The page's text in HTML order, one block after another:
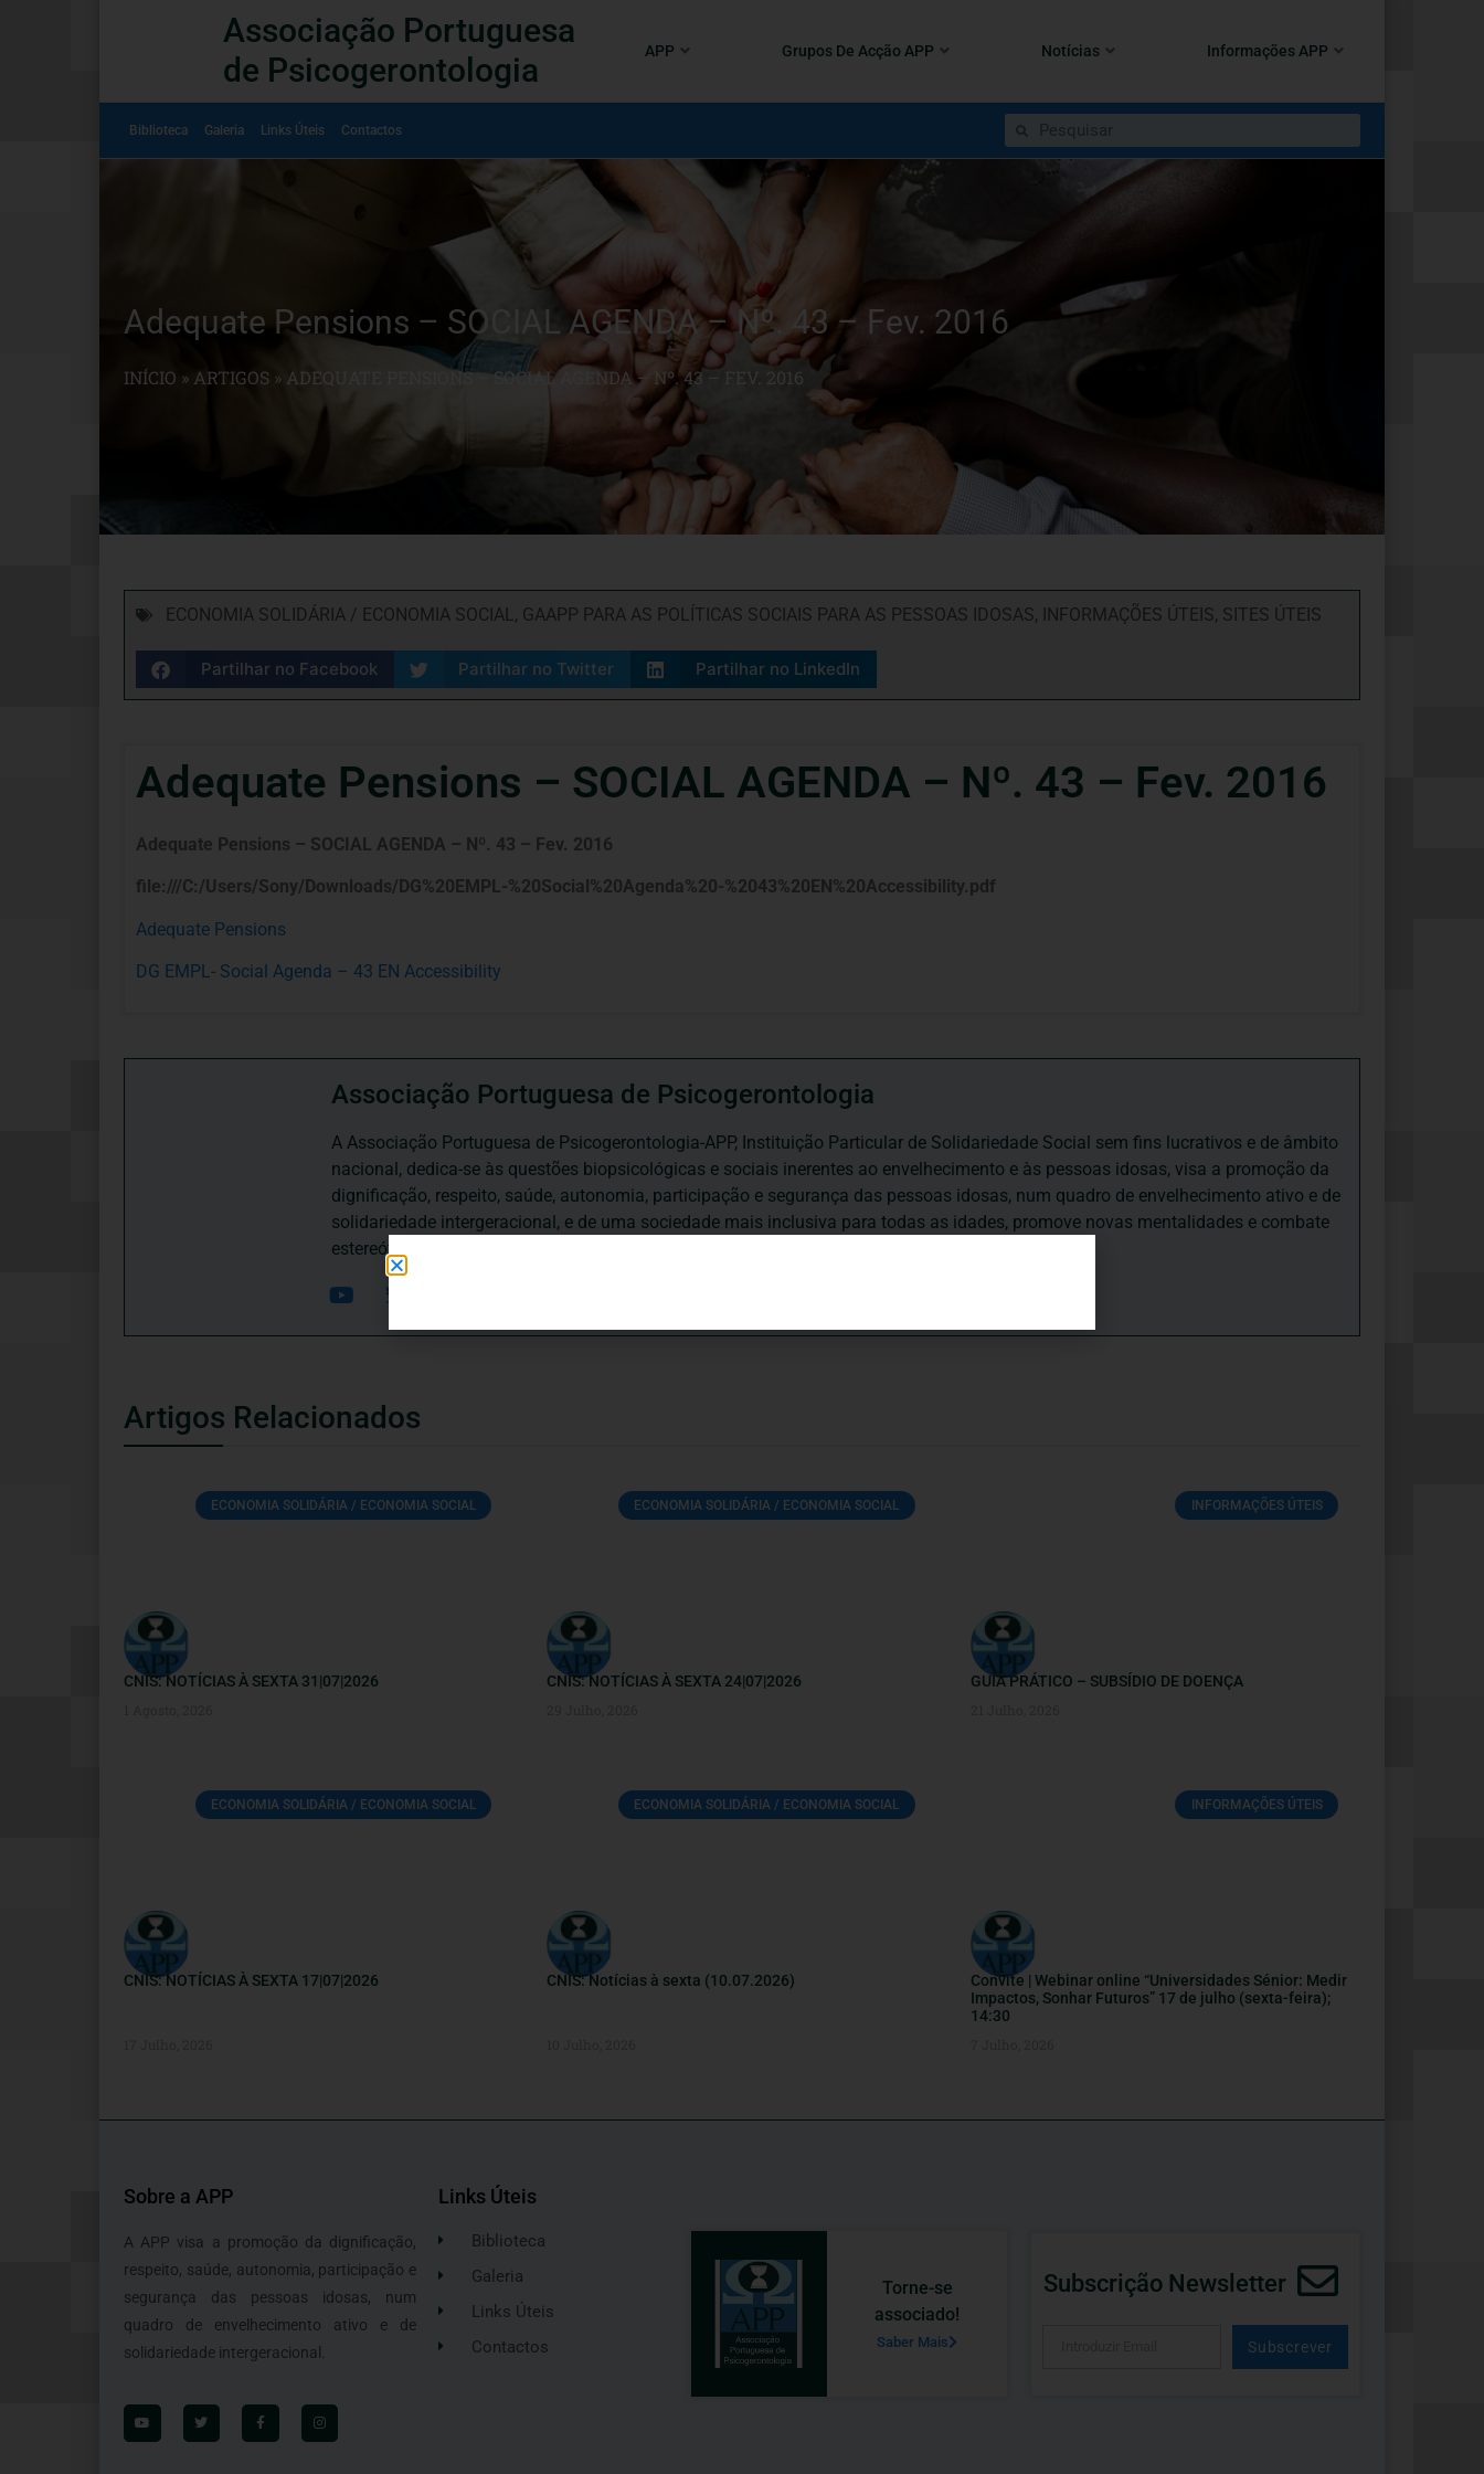
Associação Portuguesa
de Psicogerontologia
APP Grupos De Acção APP Notícias Informações APP
Biblioteca Galeria Links Úteis Contactos
Adequate Pensions – SOCIAL AGENDA – Nº. 43 – Fev. 2016
INÍCIO » ARTIGOS » ADEQUATE PENSIONS – SOCIAL AGENDA – Nº. 43 – FEV. 2016
ECONOMIA SOLIDÁRIA / ECONOMIA SOCIAL, GAAPP PARA AS POLÍTICAS SOCIAIS PARA AS PESSOAS IDOSAS, INFORMAÇÕES ÚTEIS, SITES ÚTEIS
Partilhar no Facebook Partilhar no Twitter Partilhar no LinkedIn
Adequate Pensions – SOCIAL AGENDA – Nº. 43 – Fev. 2016
Adequate Pensions – SOCIAL AGENDA – Nº. 43 – Fev. 2016
file:///C:/Users/Sony/Downloads/DG%20EMPL-%20Social%20Agenda%20-%2043%20EN%20Accessibility.pdf
Adequate Pensions
DG EMPL- Social Agenda – 43 EN Accessibility
Associação Portuguesa de Psicogerontologia
A Associação Portuguesa de Psicogerontologia-APP, Instituição Particular de Solidariedade Social sem fins lucrativos e de âmbito
nacional, dedica-se às questões biopsicológicas e sociais inerentes ao envelhecimento e às pessoas idosas, visa a promoção da
dignificação, respeito, saúde, autonomia, participação e segurança das pessoas idosas, num quadro de envelhecimento ativo e de
solidariedade intergeracional, e de uma sociedade mais inclusiva para todas as idades, promove novas mentalidades e combate
estereótipos negativos relativamente à idade e ao envelhecimento.
Artigos Relacionados
ECONOMIA SOLIDÁRIA / ECONOMIA SOCIAL
CNIS: NOTÍCIAS À SEXTA 31|07|2026
ECONOMIA SOLIDÁRIA / ECONOMIA SOCIAL
CNIS: NOTÍCIAS À SEXTA 24|07|2026
INFORMAÇÕES ÚTEIS
GUIA PRÁTICO – SUBSÍDIO DE DOENÇA
ECONOMIA SOLIDÁRIA / ECONOMIA SOCIAL
CNIS: NOTÍCIAS À SEXTA 17|07|2026
ECONOMIA SOLIDÁRIA / ECONOMIA SOCIAL
CNIS: Notícias à sexta (10.07.2026)
INFORMAÇÕES ÚTEIS
Convite | Webinar online “Universidades Sénior: Medir
Impactos, Sonhar Futuros” 17 de julho (sexta-feira);
14:30
Sobre a APP
A APP visa a promoção da dignificação,
respeito, saúde, autonomia, participação e
segurança das pessoas idosas, num
quadro de envelhecimento ativo e de
solidariedade intergeracional.
Links Úteis
Biblioteca
Galeria
Links Úteis
Contactos
Torne-se
associado!
Saber Mais
Subscrição Newsletter
Subscrever